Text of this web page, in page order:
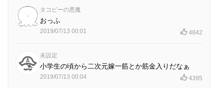
タコピーの悪魔
おっふ
2019/07/13 00:01 4842
未設定
小学生の頃から二次元嫁一筋とか筋金入りだなぁ
2019/07/13 00:04 4395